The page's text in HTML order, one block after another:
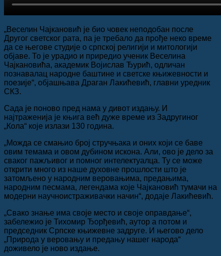
„Веселин Чајкановић је био човек неподобан после
Другог светског рата, па је требало да прође неко време
да се његове студије о српској религији и митологији
објаве. То је урадио и приредио ученик Веселина
Чајкановића, академик Војислав Ђурић, одличан
познавалац народне баштине и светске књижевности и
поезије“, објашњава Драган Лакићевић, главни уредник
СКЗ.
Сада је поново пред нама у дивот издању. И
најтраженија је књига већ дуже време из Задругиног
„Кола“ које излази 130 година.
„Можда се смањио број стручњака и оних који се баве
овим темама и овом дубином искона. Али, ово је дело за
сваког пажљивог и помног интелектуалца. Ту се може
открити много из наше духовне прошлости што је
затомљено у народним веровањима, предањима,
народним песмама, легендама које Чајкановић тумачи на
модерни научноистраживачки начин“, додаје Лакићевић.
„Свако знање има своје место и своје оправдање“,
забележио је Тихомир Ђорђевић, аутор а потом и
председник Српске књижевне задруге. И његово дело
„Природа у веровању и предању нашег народа“
доживело је ново издање.